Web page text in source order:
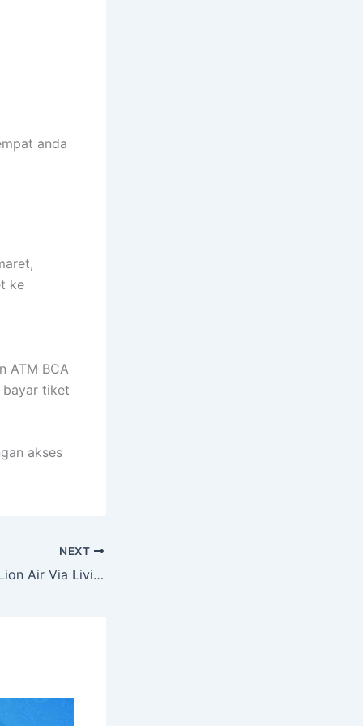
anda
ke
ATM BCA
bayar tiket
akses
NEXT
Cara Bayar Tiket Lion Air Via Livin Mandiri